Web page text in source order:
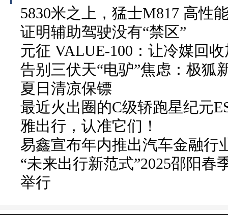
5830米之上，猛士M817 高性
证明辅助驾驶没有“禁区”
元征 VALUE-100：让冷媒回
告别三伏天“电驴”焦虑：极狐
夏日清凉保镖
最近火出圈的C级轿跑星纪元
雅出行，认准它们！
易鑫宣布年内推出汽车金融行
“未来出行新范式”2025邵阳春
举行